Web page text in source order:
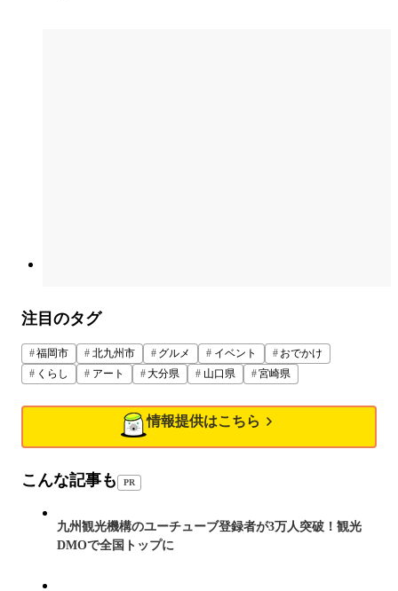
注目のタグ
福岡市 北九州市 グルメ イベント
おでかけ
くらし
アート 大分県 山口県 宮崎県
情報提供はこちら
こんな記事も PR
九州観光機構のユーチューブ登録者が3万人突破！観光
DMOで全国トップに